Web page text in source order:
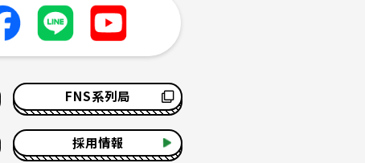
FNS系列局
採用情報